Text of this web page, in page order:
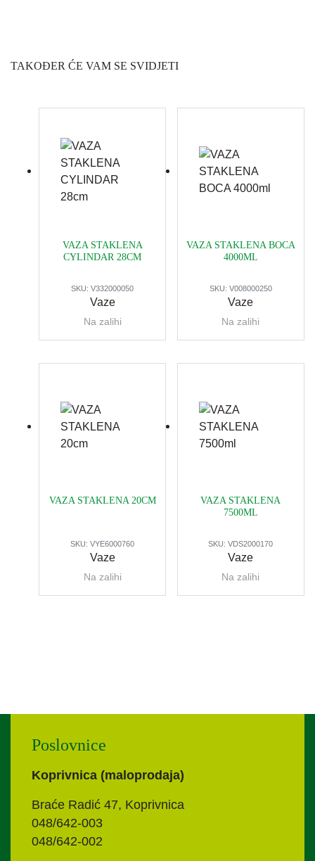
TAKOĐER ĆE VAM SE SVIDJETI
VAZA STAKLENA
CYLINDAR 28CM
SKU:V332000050
Vaze
Na zalihi
VAZA STAKLENA BOCA
4000ML
SKU: V008000250
Vaze
Na zalihi
VAZA STAKLENA 20CM
SKU:VYE6000760
Vaze
Na zalihi
VAZA STAKLENA
7500ML
SKU:VDS2000170
Vaze
Na zalihi
Poslovnice
Koprivnica (maloprodaja)
Braće Radić 47, Koprivnica
048/642-003
048/642-002